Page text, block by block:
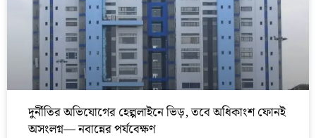
দুর্নীতির অভিযোগের হেল্পলাইনে ভিড়, তবে অধিকাংশ ফোনই
অসংলগ্ন— নবান্নের পর্যবেক্ষণ